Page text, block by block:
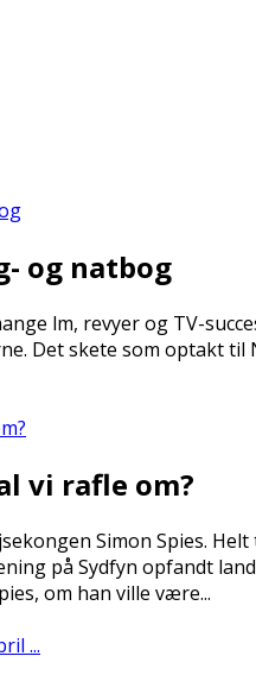
og natbog
film, revyer og TV-
Det skete som optakt
vi rafle om?
Simon Spies.
på Sydfyn opfandt
om han ville være...